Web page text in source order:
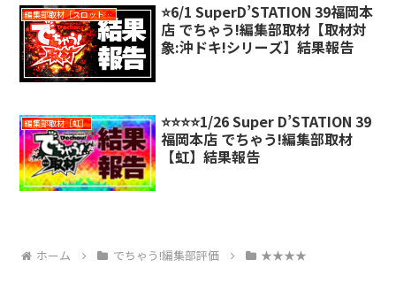
編集部取材［スロット対象機種アリ］
⭐️6/1 SuperD’STATION 39福岡本
店 でちゃう!編集部取材【取材対
象:沖ドキ!シリーズ】結果報告
編集部取材［虹］
⭐️⭐️⭐️⭐️1/26 Super D’STATION 39
福岡本店 でちゃう!編集部取材
【虹】結果報告
ホーム でちゃう!編集部評価 ★★★★